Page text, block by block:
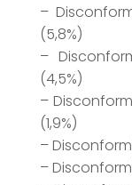
–
(5,8%)
–
(4,5%)
–
(1,9%)
–
–